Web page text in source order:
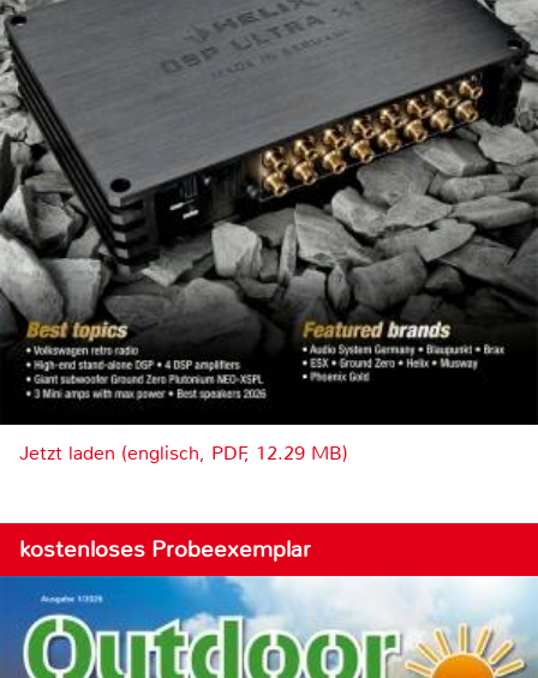
Jetzt laden (englisch, PDF, 12.29 MB)
kostenloses Probeexemplar